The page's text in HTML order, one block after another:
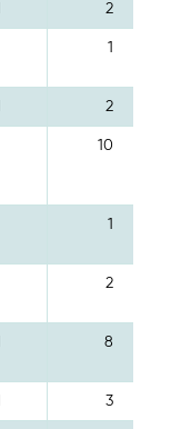
2
1
2
10
1
2
8
3